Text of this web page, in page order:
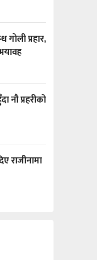
गोली प्रहार,
नौ प्रहरीको
राजीनामा